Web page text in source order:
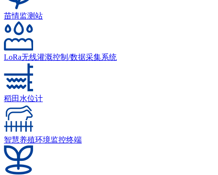
苗情监测站
LoRa无线灌溉控制/数据采集系统
稻田水位计
智慧养殖环境监控终端